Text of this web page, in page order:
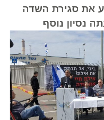
את סגירת השדה
נוסף